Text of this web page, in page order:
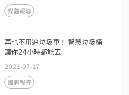
媒體報導
再也不用追垃圾車！ 智慧垃圾桶
讓你24小時都能丟
2023-07-17
媒體報導